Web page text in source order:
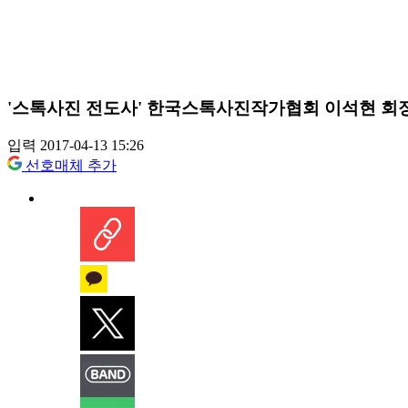
'스톡사진 전도사' 한국스톡사진작가협회 이석현 회
입력 2017-04-13 15:26
선호매체 추가